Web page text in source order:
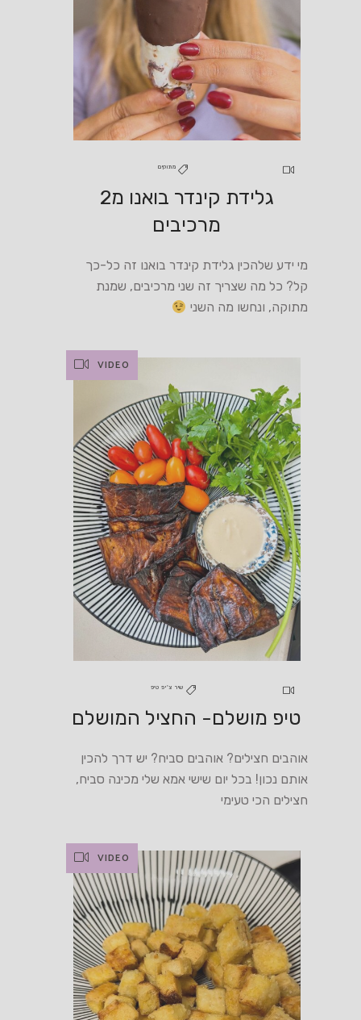
מתוקים
גלידת קינדר בואנו מ2
מרכיבים
מי ידע שלהכין גלידת קינדר בואנו זה כל-כך
קל? כל מה שצריך זה שני מרכיבים, שמנת
מתוקה, ונחשו מה השני
VIDEO
שיר צ'יפ טיפ
טיפ מושלם- החציל המושלם
אוהבים חצילים? אוהבים סביח? יש דרך להכין
אותם נכון! בכל יום שישי אמא שלי מכינה סביח,
חצילים הכי טעימי
VIDEO